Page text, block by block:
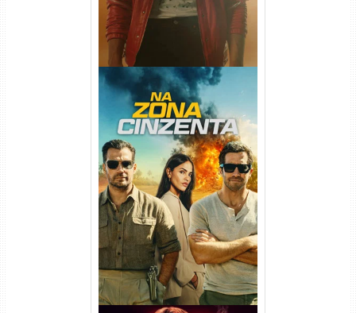
Na Zona Cinzenta Torrent
(2026) WEB-DL 1080p/4K
Dual Áudio